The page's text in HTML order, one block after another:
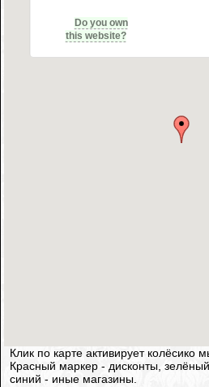
Do you own
this website?
Клик по карте активирует колёсико
Красный маркер - дисконты,
синий - иные магазины.